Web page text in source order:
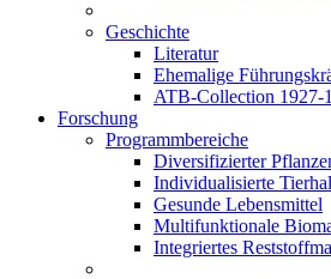
Geschichte
Literatur
Ehemalige
ATB-Collection 1927-
Forschung
Programmbereiche
Diversifizierter
Individualisierte
Gesunde Lebensmittel
Multifunktionale
Integriertes